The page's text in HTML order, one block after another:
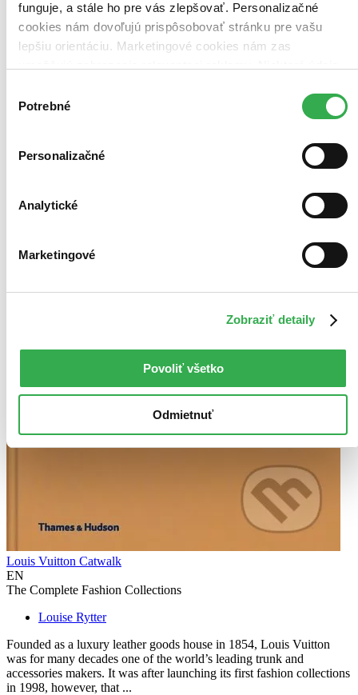
funguje, a stále ho pre vás zlepšovať. Personalizačné
cookies nám dovoľujú prispôsobovať stránku pre vašu
lepšiu orientáciu. Marketingové cookies nám zas
keby sme mohli používať všetky tieto cookies. Ďakujeme!
súhlasu
Potrebné
Personalizačné
Analytické
Marketingové
Zobraziť detaily
Povoliť všetko
Odmietnuť
Pridať do zoznamu
Vložiť do košíka
Louis Vuitton Catwalk
EN
The Complete Fashion Collections
Louise Rytter
Founded as a luxury leather goods house in 1854, Louis Vuitton
was for many decades one of the world’s leading trunk and
accessories makers. It was after launching its first fashion collections
in 1998, however, that ...